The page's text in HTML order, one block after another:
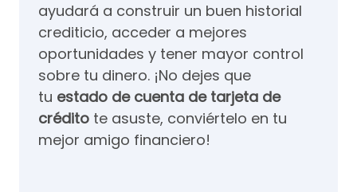
ayudará a construir un buen historial
crediticio, acceder a mejores
oportunidades y tener mayor control
sobre tu dinero. ¡No dejes que
tu estado de cuenta de tarjeta de
crédito te asuste, conviértelo en tu
mejor amigo financiero!